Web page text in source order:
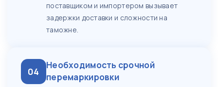
поставщиком и импортером вызывает
задержки доставки и сложности на
таможне.
04
Необходимость срочной
перемаркировки